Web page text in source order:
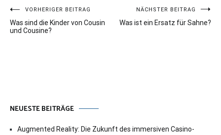
Beitragsnavigation
VORHERIGER BEITRAG
Was sind die Kinder von Cousin
und Cousine?
NÄCHSTER BEITRAG
Was ist ein Ersatz für Sahne?
NEUESTE BEITRÄGE
Augmented Reality: Die Zukunft des immersiven Casino-